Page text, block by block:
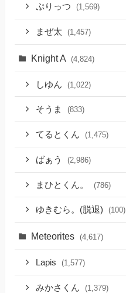
ぷりっつ (1,569)
まぜ太 (1,457)
Knight A (4,824)
しゆん (1,022)
そうま (833)
てるとくん (1,475)
ばぁう (2,986)
まひとくん。 (786)
ゆきむら。(脱退) (100)
Meteorites (4,617)
Lapis (1,577)
みかさくん (1,379)